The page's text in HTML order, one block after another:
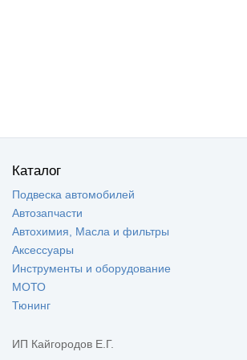
Каталог
Подвеска автомобилей
Автозапчасти
Автохимия, Масла и фильтры
Аксессуары
Инструменты и оборудование
МОТО
Тюнинг
ИП Кайгородов Е.Г.